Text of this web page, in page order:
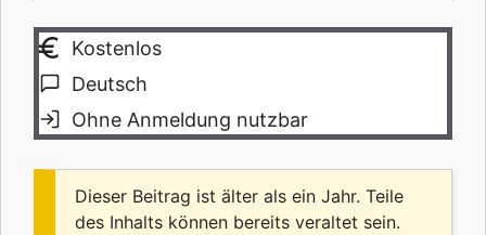
Kostenlos
Deutsch
Ohne Anmeldung nutzbar
Dieser Beitrag ist älter als ein Jahr. Teile
des Inhalts können bereits veraltet sein.